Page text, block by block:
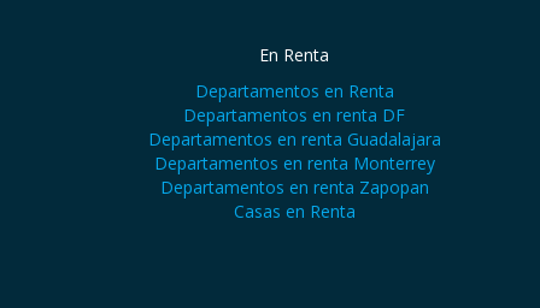
En Renta
Departamentos en Renta
Departamentos en renta DF
Departamentos en renta Guadalajara
Departamentos en renta Monterrey
Departamentos en renta Zapopan
Casas en Renta